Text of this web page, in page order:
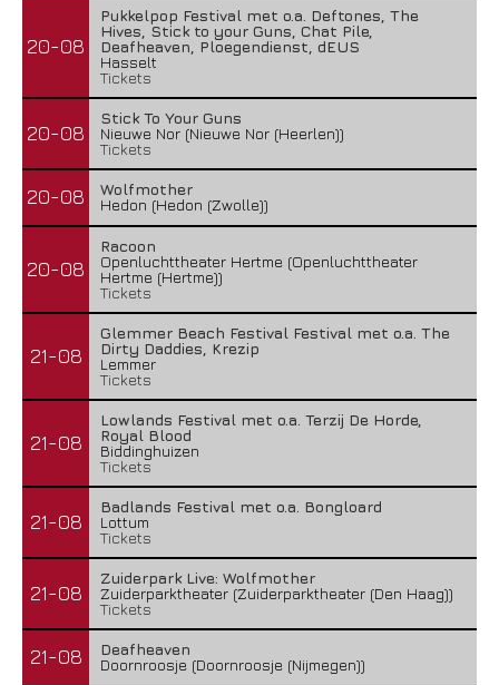
20-08
Pukkelpop Festival met o.a. Deftones, The
Hives, Stick to your Guns, Chat Pile,
Deafheaven, Ploegendienst, dEUS
Hasselt
Tickets
20-08
Stick To Your Guns
Nieuwe Nor (Nieuwe Nor (Heerlen))
Tickets
20-08
Wolfmother
Hedon (Hedon (Zwolle))
20-08
Racoon
Openluchttheater Hertme (Openluchttheater
Hertme (Hertme))
Tickets
21-08
Glemmer Beach Festival Festival met o.a. The
Dirty Daddies, Krezip
Lemmer
Tickets
21-08
Lowlands Festival met o.a. Terzij De Horde,
Royal Blood
Biddinghuizen
Tickets
21-08
Badlands Festival met o.a. Bongloard
Lottum
Tickets
21-08
Zuiderpark Live: Wolfmother
Zuiderparktheater (Zuiderparktheater (Den Haag))
Tickets
21-08
Deafheaven
Doornroosje (Doornroosje (Nijmegen))